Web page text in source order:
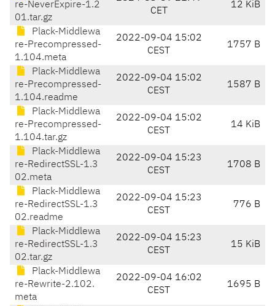
re-NeverExpire-1.2
01.tar.gz
CET
12 KiB
Plack-Middlewa
re-Precompressed-
1.104.meta
2022-09-04 15:02
CEST
1757 B
Plack-Middlewa
re-Precompressed-
1.104.readme
2022-09-04 15:02
CEST
1587 B
Plack-Middlewa
re-Precompressed-
1.104.tar.gz
2022-09-04 15:02
CEST
14 KiB
Plack-Middlewa
re-RedirectSSL-1.3
02.meta
2022-09-04 15:23
CEST
1708 B
Plack-Middlewa
re-RedirectSSL-1.3
02.readme
2022-09-04 15:23
CEST
776 B
Plack-Middlewa
re-RedirectSSL-1.3
02.tar.gz
2022-09-04 15:23
CEST
15 KiB
Plack-Middlewa
re-Rewrite-2.102.
meta
2022-09-04 16:02
CEST
1695 B